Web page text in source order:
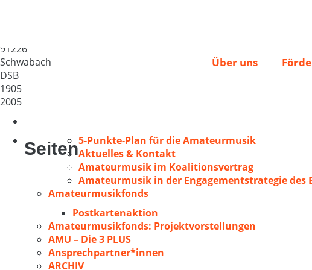
Über uns
91226
Schwabach
DSB
1905
2005
Seiten5-Punkte-Plan für die Amateurmusik
Aktuelles & Kontakt
Amateurmusik im Koalitionsvertrag
Amateurmusik in der Engagementstrategie des
Amateurmusikfonds
Postkartenaktion
Amateurmusikfonds: Projektvorstellungen
AMU – Die 3 PLUS
Ansprechpartner*innen
ARCHIV